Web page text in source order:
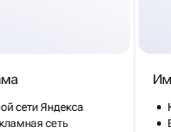
сети Яндекса
сеть